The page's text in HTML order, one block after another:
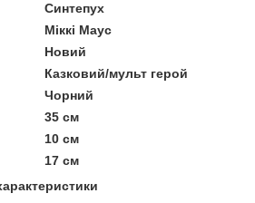
Синтепух
Міккі Маус
Новий
Казковий/мульт герой
Чорний
35 см
10 см
17 см